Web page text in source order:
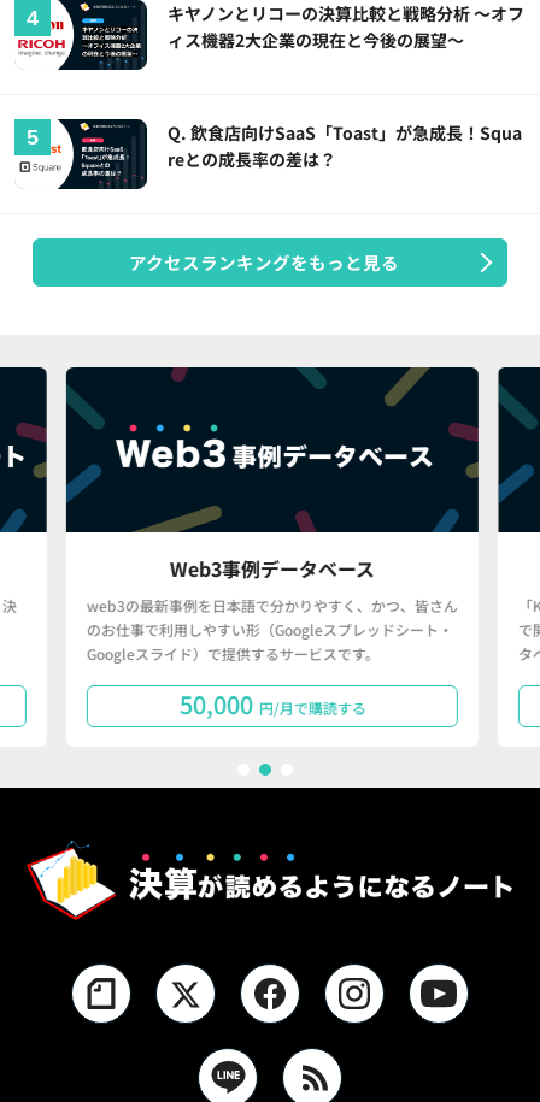
キヤノンとリコーの決算比較と戦略分析 ～オフ
ィス機器2大企業の現在と今後の展望～
Q. 飲食店向けSaaS「Toast」が急成長！Squa
reとの成長率の差は？
アクセスランキングをもっと見る
Web3事例データベース
web3の最新事例を日本語で分かりやすく、かつ、皆さん
のお仕事で利用しやすい形（Googleスプレッドシート・
Googleスライド）で提供するサービスです。
50,000 円/月で購読する
で
タ